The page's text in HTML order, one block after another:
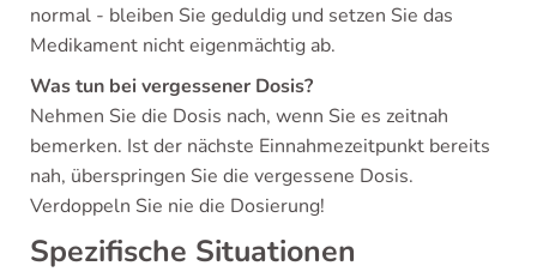
normal - bleiben Sie geduldig und setzen Sie das
Medikament nicht eigenmächtig ab.
Was tun bei vergessener Dosis?
Nehmen Sie die Dosis nach, wenn Sie es zeitnah
bemerken. Ist der nächste Einnahmezeitpunkt bereits
nah, überspringen Sie die vergessene Dosis.
Verdoppeln Sie nie die Dosierung!
Spezifische Situationen